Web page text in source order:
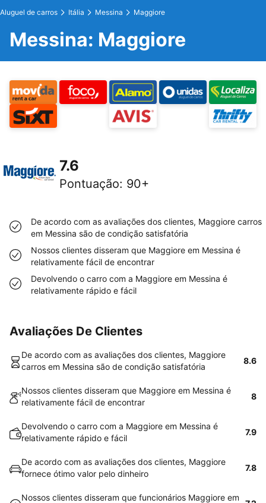
Aluguel de carros Itália Messina Maggiore
Messina: Maggiore
7.6
Pontuação: 90+
De acordo com as avaliações dos clientes, Maggiore carros
em Messina são de condição satisfatória
Nossos clientes disseram que Maggiore em Messina é
relativamente fácil de encontrar
Devolvendo o carro com a Maggiore em Messina é
relativamente rápido e fácil
Avaliações De Clientes
De acordo com as avaliações dos clientes, Maggiore
carros em Messina são de condição satisfatória
8.6
Nossos clientes disseram que Maggiore em Messina é
relativamente fácil de encontrar
8
Devolvendo o carro com a Maggiore em Messina é
relativamente rápido e fácil
7.9
De acordo com as avaliações dos clientes, Maggiore
fornece ótimo valor pelo dinheiro
7.8
Nossos clientes disseram que funcionários Maggiore em